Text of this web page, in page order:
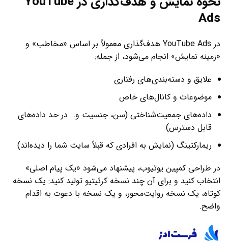
Ads
در YouTube Ads هدف‌گذاری معمولاً بر اساس «مخاطب» و
«زمینه نمایش» انجام می‌شود، از جمله:
علایق و دسته‌بندی‌های رفتاری
موضوعات و کانال‌های خاص
داده‌های جمعیت‌شناختی (سن، جنسیت و… در حد داده‌های
قابل دسترس)
ریمارکتینگ (نمایش به افرادی که قبلاً سایت شما را دیده‌اند)
در طراحی کمپین یوتیوب، پیشنهاد می‌شود «یک پیام اصلی»
انتخاب کنید و برای آن چند نسخه کرئیتیو تولید کنید: یک نسخه
کوتاه، یک نسخه روایت‌محور، و یک نسخه با دعوت به اقدام
واضح.